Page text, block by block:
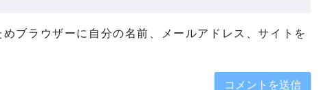
ブラウザーに自分の名前、メールアドレス、サイトを